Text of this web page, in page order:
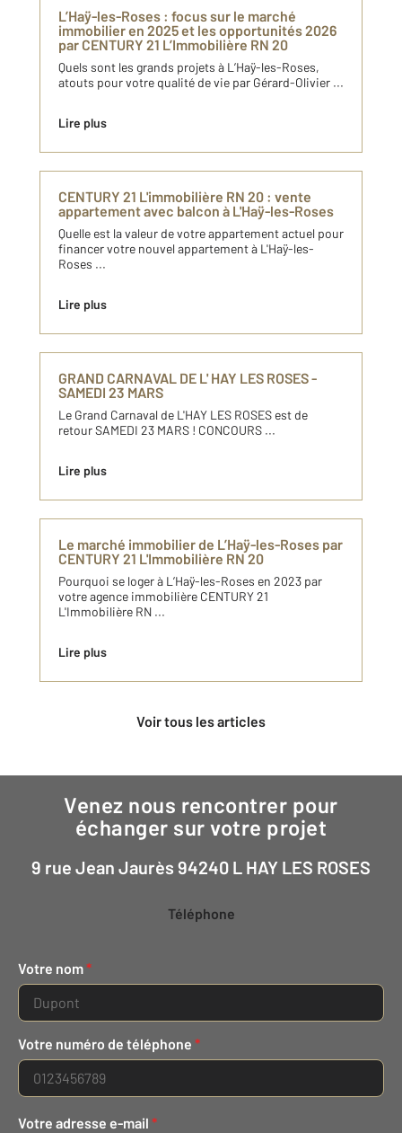
L’Haÿ-les-Roses : focus sur le marché
immobilier en 2025 et les opportunités 2026
par CENTURY 21 L’Immobilière RN 20
Quels sont les grands projets à L’Haÿ-les-Roses,
atouts pour votre qualité de vie par Gérard-Olivier ...
Lire plus
CENTURY 21 L'immobilière RN 20 : vente
appartement avec balcon à L'Haÿ-les-Roses
Quelle est la valeur de votre appartement actuel pour
financer votre nouvel appartement à L'Haÿ-les-
Roses ...
Lire plus
GRAND CARNAVAL DE L' HAY LES ROSES -
SAMEDI 23 MARS
Le Grand Carnaval de L'HAY LES ROSES est de
retour SAMEDI 23 MARS ! CONCOURS ...
Lire plus
Le marché immobilier de L’Haÿ-les-Roses par
CENTURY 21 L'Immobilière RN 20
Pourquoi se loger à L’Haÿ-les-Roses en 2023 par
votre agence immobilière CENTURY 21
L'Immobilière RN ...
Lire plus
Voir tous les articles
Venez nous rencontrer pour
échanger sur votre projet
9 rue Jean Jaurès 94240 L HAY LES ROSES
Téléphone
Votre nom*
Votre numéro de téléphone *
Votre adresse e-mail *